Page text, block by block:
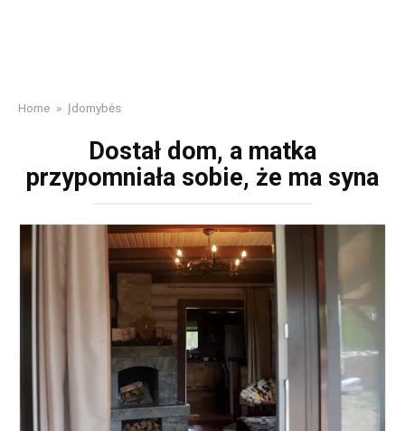
Home » Įdomybės
Dostał dom, a matka
przypomniała sobie, że ma syna